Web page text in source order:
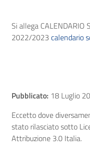
Si allega CALENDARIO
2022/2023 calendario
Pubblicato: 18 Luglio
Eccetto dove
stato rilasciato sotto
Attribuzione 3.0 Italia.